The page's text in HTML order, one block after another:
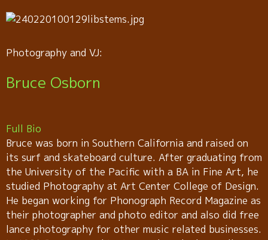
Photography and VJ:
Bruce Osborn
Full Bio
Bruce was born in Southern California and raised on
its surf and skateboard culture. After graduating from
the University of the Pacific with a BA in Fine Art, he
studied Photography at Art Center College of Design.
He began working for Phonograph Record Magazine as
their photographer and photo editor and also did free
lance photography for other music related businesses.